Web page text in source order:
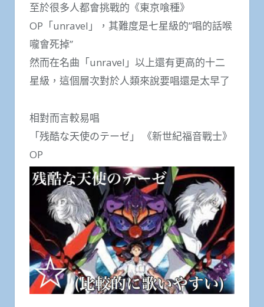
至於很多人都會挑戰的《東京喰種》
OP「unravel」，其難度是七星級的”唱的話喉
嚨會死掉”
然而在名曲「unravel」以上還有更高的十二
星級，這個層次對於人類來說要唱還是太早了
相對而言較易唱
「残酷な天使のテーゼ」 《新世紀福音戰士》
OP